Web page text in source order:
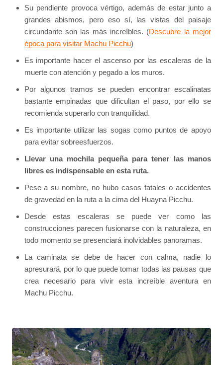
Su pendiente provoca vértigo, además de estar junto a
grandes abismos, pero eso sí, las vistas del paisaje
circundante son las más increíbles. (Descubre la mejor
época para visitar Machu Picchu)
Es importante hacer el ascenso por las escaleras de la
muerte con atención y pegado a los muros.
Por algunos tramos se pueden encontrar escalinatas
bastante empinadas que dificultan el paso, por ello se
recomienda superarlo con tranquilidad.
Es importante utilizar las sogas como puntos de apoyo
para evitar sobreesfuerzos.
Llevar una mochila pequeña para tener las manos
libres es indispensable en esta ruta.
Pese a su nombre, no hubo casos fatales o accidentes
de gravedad en la ruta a la cima del Huayna Picchu.
Desde estas escaleras se puede ver como las
construcciones parecen fusionarse con la naturaleza, en
todo momento se presenciará inolvidables panoramas.
La caminata se debe de hacer con calma, nadie lo
apresurará, por lo que puede tomar todas las pausas que
crea necesario para vivir esta increíble aventura en
Machu Picchu.